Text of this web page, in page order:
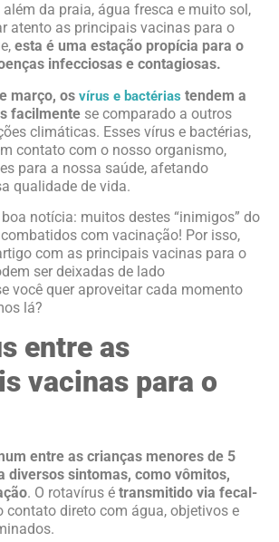
além da praia, água fresca e muito sol,
atento as principais vacinas para o
esta é uma estação propícia para o
infecciosas e contagiosas.
março, os vírus e bactérias tendem a
facilmente se comparado a outros
climáticas. Esses vírus e bactérias,
contato com o nosso organismo,
para a nossa saúde, afetando
qualidade de vida.
notícia: muitos destes “inimigos” do
com vacinação! Por isso,
com as principais vacinas para o
ser deixadas de lado
você quer aproveitar cada momento
lá?
entre as
vacinas para o
entre as crianças menores de 5
diversos sintomas, como vômitos,
. O rotavírus é transmitido via fecal-
contato direto com água, objetivos e